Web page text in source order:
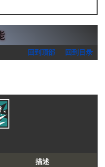
回到顶部 回到目录
描述